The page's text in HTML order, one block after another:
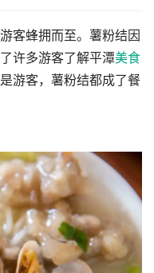
客蜂拥而至。薯粉结因
许多游客了解平潭美食
游客，薯粉结都成了餐